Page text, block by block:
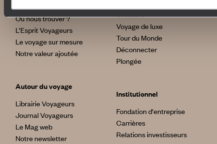
Où nous trouver ?
L’Esprit Voyageurs
Le voyage sur mesure
Notre valeur ajoutée
Autour du voyage
Librairie Voyageurs
Journal Voyageurs
Le Mag web
Notre newsletter
Croisière
Voyage de luxe
Tour du Monde
Déconnecter
Plongée
Institutionnel
Fondation d'entreprise
Carrières
Relations investisseurs